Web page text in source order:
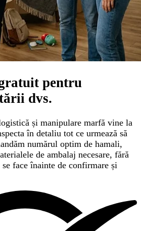
pentru
dvs.
și manipulare marfă vine la
în detaliu tot ce urmează să
numărul optim de hamali,
de ambalaj necesare, fără
face înainte de confirmare și